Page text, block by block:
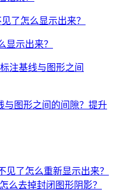
显示出来？
与图形之间的间隙？提升
见了怎么重新显示出来？
么去掉封闭图形阴影？